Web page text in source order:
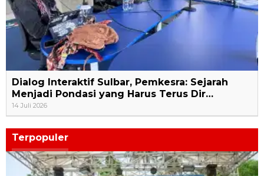
Dialog Interaktif Sulbar, Pemkesra: Sejarah
Menjadi Pondasi yang Harus Terus Dir…
14 Juli 2026
Terpopuler